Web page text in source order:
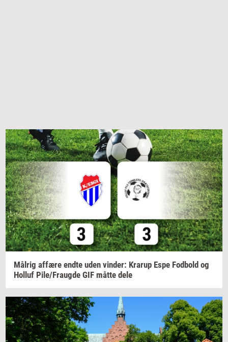
Må­l­rig af­fæ­re endte uden vin­der: Krarup Espe Fod­bold og
Hol­luf Pile/Fraug­de GIF måtte dele